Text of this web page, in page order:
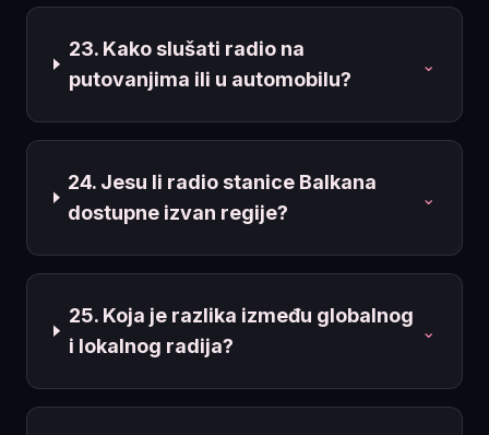
23. Kako slušati radio na
putovanjima ili u automobilu?
⌄
24. Jesu li radio stanice Balkana
dostupne izvan regije?
⌄
25. Koja je razlika između globalnog
i lokalnog radija?
⌄